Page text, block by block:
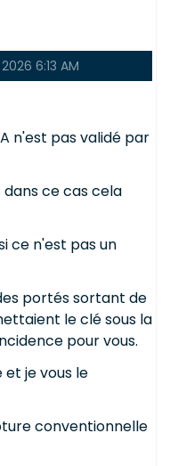
6:13 AM
n'est pas validé par
dans ce cas cela
ce n'est pas un
portés sortant de
le clé sous la
pour vous.
et je vous le
conventionnelle